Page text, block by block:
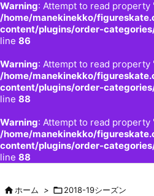
Warning: Attempt to read
/home/manekinekko/
content/plugins/order-
line 86
Warning: Attempt to read property
/home/manekinekko/
content/plugins/order-
line 88
Warning: Attempt to read property
/home/manekinekko/
content/plugins/order-
line 88
ホーム > 2018-19シーズン